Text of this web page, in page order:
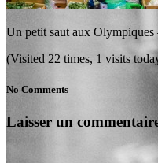
Un petit saut aux Olympiques
(Visited 22 times, 1 visits
No Comments
Laisser un